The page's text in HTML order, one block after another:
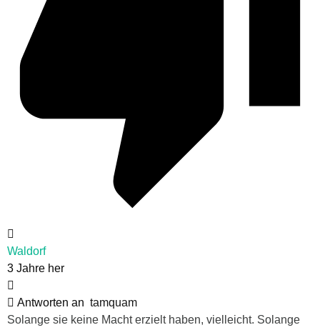
Waldorf
3 Jahre her
Antworten an tamquam
Solange sie keine Macht erzielt haben, vielleicht. Solange